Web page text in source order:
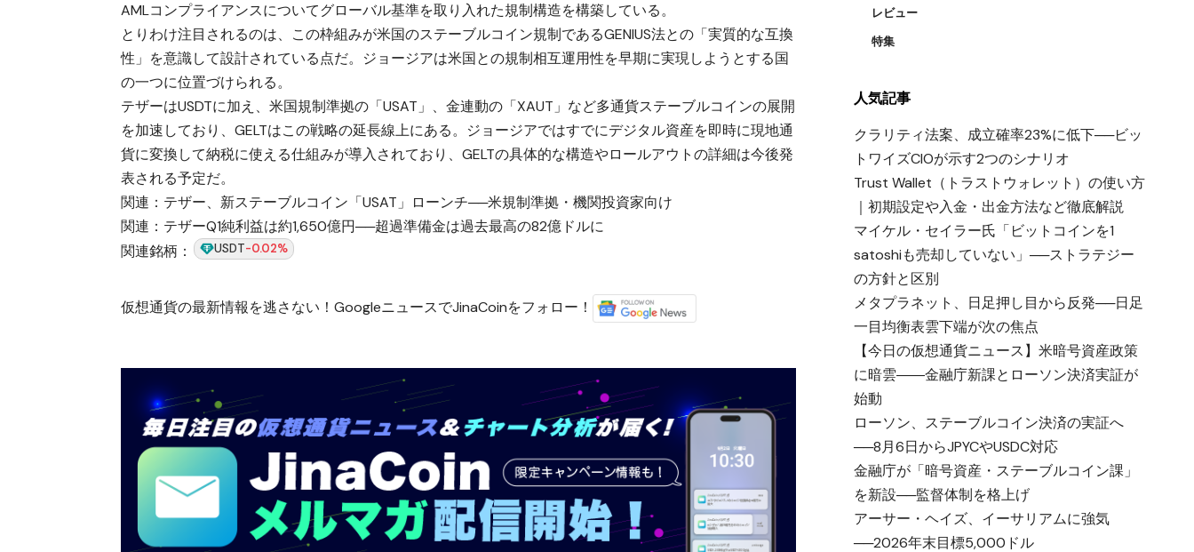
AMLコンプライアンスについてグローバル基準を取り入れた規制構造を構築している。
とりわけ注目されるのは、この枠組みが米国のステーブルコイン規制であるGENIUS法との「実質的な互換
性」を意識して設計されている点だ。ジョージアは米国との規制相互運用性を早期に実現しようとする国
の一つに位置づけられる。
テザーはUSDTに加え、米国規制準拠の「USAT」、金連動の「XAUT」など多通貨ステーブルコインの展開
を加速しており、GELTはこの戦略の延長線上にある。ジョージアではすでにデジタル資産を即時に現地通
貨に変換して納税に使える仕組みが導入されており、GELTの具体的な構造やロールアウトの詳細は今後発
表される予定だ。
関連： テザー、新ステーブルコイン「USAT」ローンチ──米規制準拠・機関投資家向け
関連： テザーQ1純利益は約1,650億円──超過準備金は過去最高の82億ドルに
関連銘柄：
USDT-0.02%
仮想通貨の最新情報を逃さない！GoogleニュースでJinaCoinをフォロー！
レビュー
特集
人気記事
クラリティ法案、成立確率23%に低下──ビッ
トワイズCIOが示す2つのシナリオ
Trust Wallet（トラストウォレット）の使い方
｜初期設定や入金・出金方法など徹底解説
マイケル・セイラー氏「ビットコインを1
satoshiも売却していない」──ストラテジー
の方針と区別
メタプラネット、日足押し目から反発──日足
一目均衡表雲下端が次の焦点
【今日の仮想通貨ニュース】米暗号資産政策
に暗雲――金融庁新課とローソン決済実証が
始動
ローソン、ステーブルコイン決済の実証へ
──8月6日からJPYCやUSDC対応
金融庁が「暗号資産・ステーブルコイン課」
を新設──監督体制を格上げ
アーサー・ヘイズ、イーサリアムに強気
──2026年末目標5,000ドル